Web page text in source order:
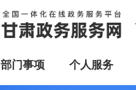
部门事项 个人服务